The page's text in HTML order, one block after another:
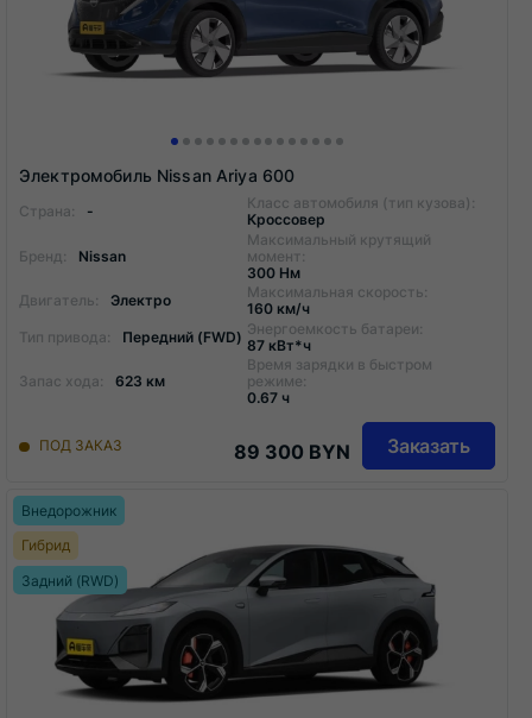
Электромобиль Nissan Ariya 600
Страна: -
Класс автомобиля (тип кузова):
Кроссовер
Бренд: Nissan
Максимальный крутящий
момент:
300 Нм
Двигатель:
Электро
Максимальная скорость:
160 км/ч
Тип привода:
Передний (FWD) Энергоемкость батареи:
87 кВт*ч
Запас хода: 623 км
Время зарядки в быстром
режиме:
0.67 ч
ПОД ЗАКАЗ 89 300 BYN Заказать
Внедорожник
Гибрид
Задний (RWD)